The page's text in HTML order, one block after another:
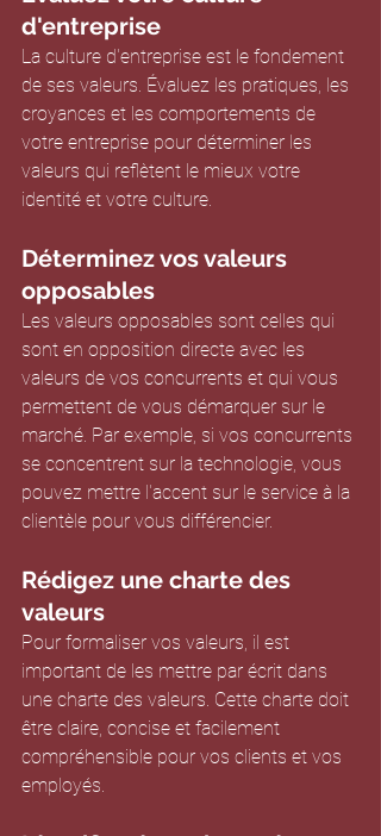
d'entreprise
La culture d'entreprise est le fondement
de ses valeurs. Évaluez les pratiques, les
croyances et les comportements de
votre entreprise pour déterminer les
valeurs qui reflètent le mieux votre
identité et votre culture.
Déterminez vos valeurs
opposables
Les valeurs opposables sont celles qui
sont en opposition directe avec les
valeurs de vos concurrents et qui vous
permettent de vous démarquer sur le
marché. Par exemple, si vos concurrents
se concentrent sur la technologie, vous
pouvez mettre l'accent sur le service à la
clientèle pour vous différencier.
Rédigez une charte des
valeurs
Pour formaliser vos valeurs, il est
important de les mettre par écrit dans
une charte des valeurs. Cette charte doit
être claire, concise et facilement
compréhensible pour vos clients et vos
employés.